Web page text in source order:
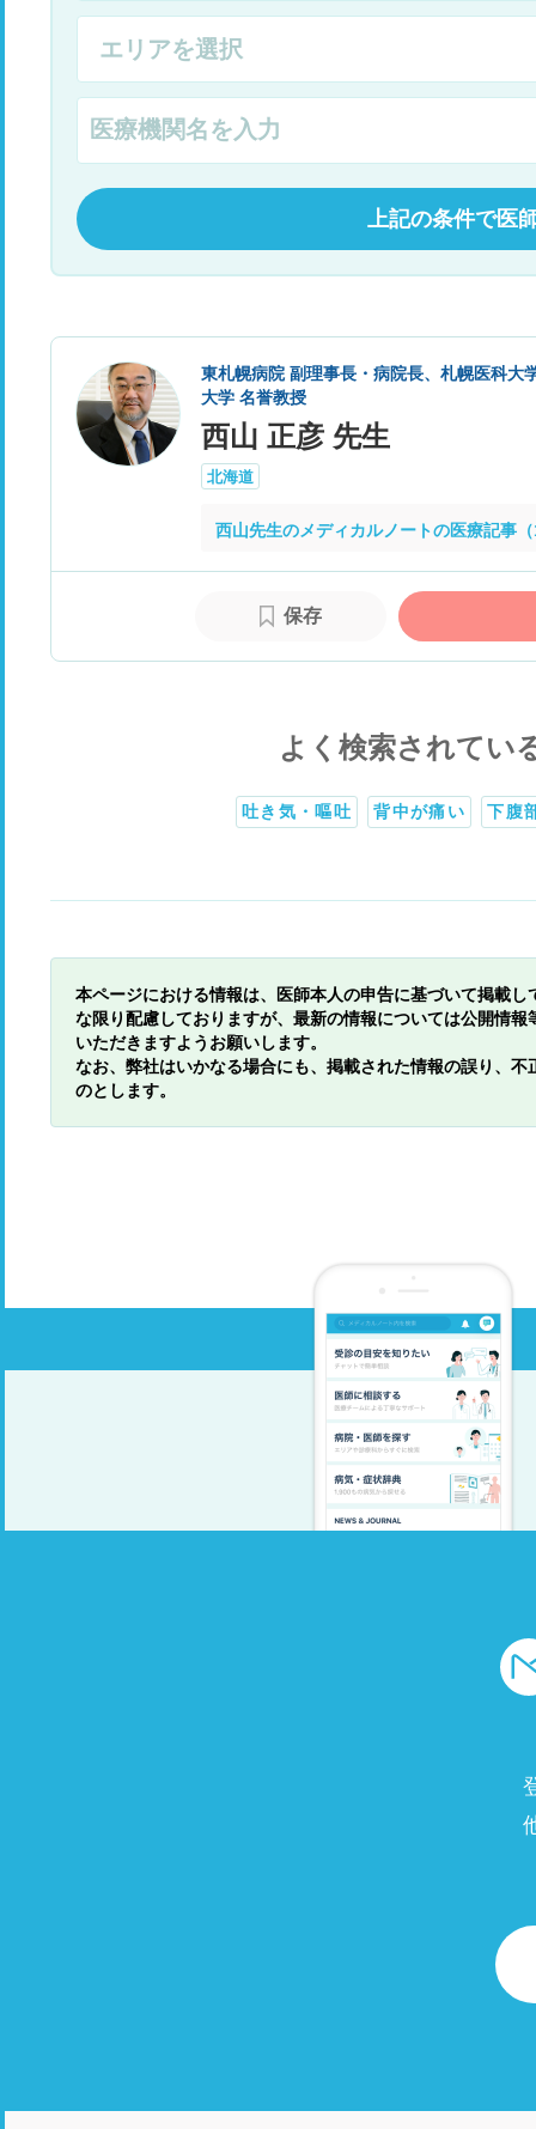
上記の条件で医
東札幌病院 副理事長・病院長、札幌医科大
大学 名誉教授
西山 正彦 先生
北海道
西山先生のメディカルノートの医療記事
保存
よく検索されてい
吐き気・嘔吐 背中が痛い 下腹
本ページにおける情報は、医師本人の申告に基づいて掲載
な限り配慮しておりますが、最新の情報については公開情
いただきますようお願いします。
なお、弊社はいかなる場合にも、掲載された情報の誤り、
のとします。